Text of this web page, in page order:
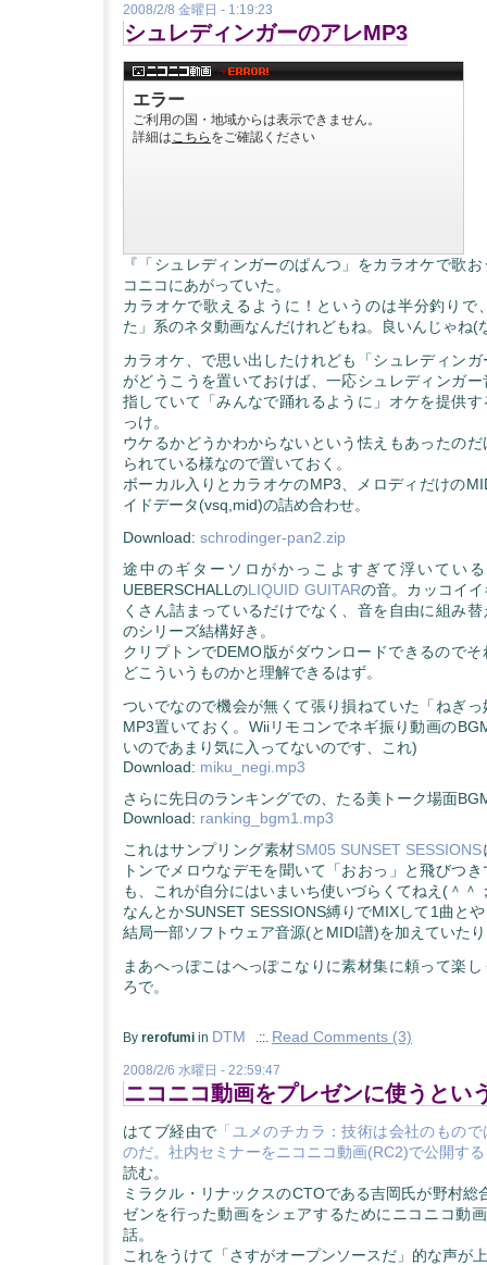
2008/2/8 金曜日 - 1:19:23
シュレディンガーのアレMP3
『「シュレディンガーのぱんつ」をカラオケで歌
コニコにあがっていた。
カラオケで歌えるように！というのは半分釣りで
た」系のネタ動画なんだけれどもね。良いんじゃね(
カラオケ、で思い出したけれども「シュレディン
がどうこうを置いておけば、一応シュレディンガ
指していて「みんなで踊れるように」オケを提供
っけ。
ウケるかどうかわからないという怯えもあったの
られている様なので置いておく。
ボーカル入りとカラオケのMP3、メロディだけの
イドデータ(vsq,mid)の詰め合わせ。
Download: schrodinger-pan2.zip
途中のギターソロがかっこよすぎて浮いてい
UEBERSCHALLのLIQUID GUITARの音。カッコイ
くさん詰まっているだけでなく、音を自由に組み
のシリーズ結構好き。
クリプトンでDEMO版がダウンロードできるので
どこういうものかと理解できるはず。
ついでなので機会が無くて張り損ねていた「ねぎ
MP3置いておく。Wiiリモコンでネギ振り動画の
いのであまり気に入ってないのです、これ)
Download: miku_negi.mp3
さらに先日のランキングでの、たる美トーク場面
Download: ranking_bgm1.mp3
これはサンプリング素材SM05 SUNSET SESSIONS
トンでメロウなデモを聞いて「おおっ」と飛びつ
も、これが自分にはいまいち使いづらくてねえ(＾＾
なんとかSUNSET SESSIONS縛りでMIXして1曲と
結局一部ソフトウェア音源(とMIDI譜)を加えていた
まあへっぽこはへっぽこなりに素材集に頼って楽
ろで。
By rerofumi in DTM .::. Read Comments (3)
2008/2/6 水曜日 - 22:59:47
ニコニコ動画をプレゼンに使うとい
はてブ経由で 「ユメのチカラ：技術は会社のもの
のだ。社内セミナーをニコニコ動画(RC2)で公開す
読む。
ミラクル・リナックスのCTOである吉岡氏が野村総
ゼンを行った動画をシェアするためにニコニコ動
話。
これをうけて「さすがオープンソースだ」的な声が